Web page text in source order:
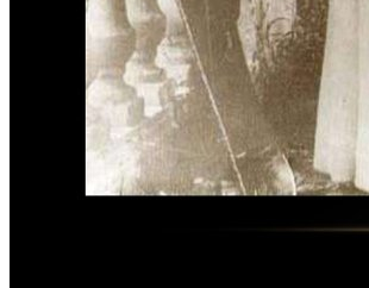
ОБРАЗОВАТЕЛЬНЫЙ
ЦЕЛЕВОЕ ОБУЧЕНИЕ
Выпускнику